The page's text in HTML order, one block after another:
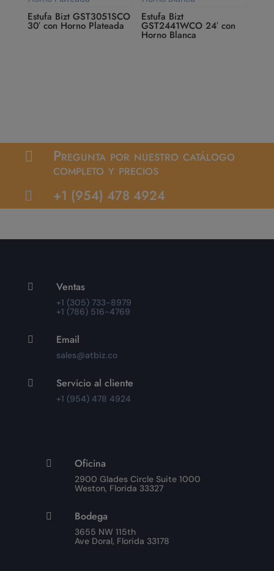
Estufa Bizt GST3051SCO
30′ con Horno Plateada
Estufa Bizt
GST2441WCO 24′ con
Horno Blanca
 Pregunta por nuestro catálogo
completo y precios
 +1 (954) 478 4924
 Ventas
+1 (305) 733-8979
+1 (786) 516-4769
 Email
sales@atbiz.co
 Servicio al cliente
+1 (954) 478 4924
 Oficina
2900 Glades Circle Suite 1000
Weston, Florida 33327
 Bodega
3655 NW 115th
Ave Doral, Florida 33178